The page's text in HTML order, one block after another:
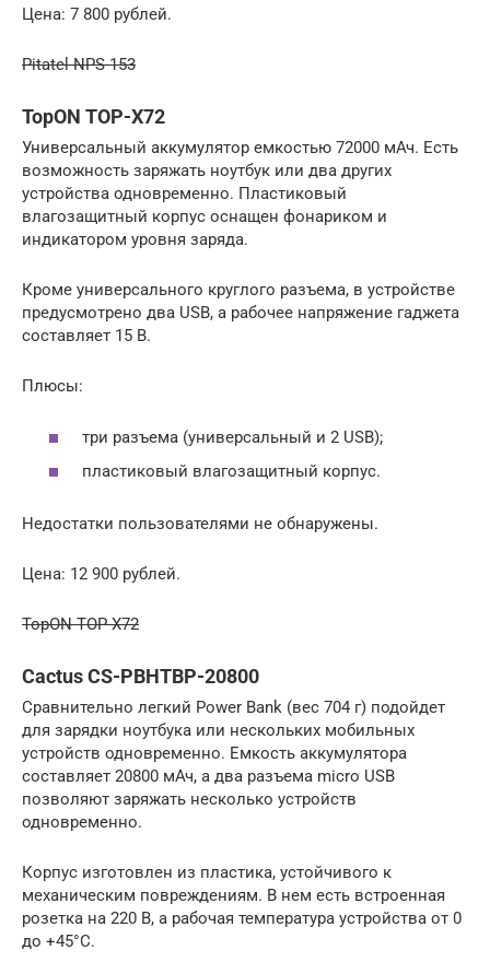
Цена: 7 800 рублей.
Pitatel NPS-153
TopON TOP-X72
Универсальный аккумулятор емкостью 72000 мАч. Есть
возможность заряжать ноутбук или два других
устройства одновременно. Пластиковый
влагозащитный корпус оснащен фонариком и
индикатором уровня заряда.
Кроме универсального круглого разъема, в устройстве
предусмотрено два USB, а рабочее напряжение гаджета
составляет 15 В.
Плюсы:
три разъема (универсальный и 2 USB);
пластиковый влагозащитный корпус.
Недостатки пользователями не обнаружены.
Цена: 12 900 рублей.
TopON TOP-X72
Cactus CS-PBHTBP-20800
Сравнительно легкий Power Bank (вес 704 г) подойдет
для зарядки ноутбука или нескольких мобильных
устройств одновременно. Емкость аккумулятора
составляет 20800 мАч, а два разъема micro USB
позволяют заряжать несколько устройств
одновременно.
Корпус изготовлен из пластика, устойчивого к
механическим повреждениям. В нем есть встроенная
розетка на 220 В, а рабочая температура устройства от 0
до +45°С.